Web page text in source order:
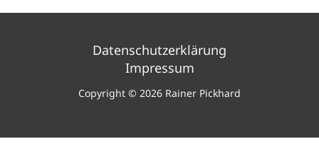
Datenschutzerklärung
Impressum
Copyright © 2026 Rainer Pickhard